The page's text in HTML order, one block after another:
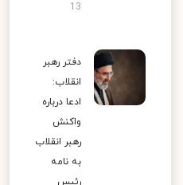
13
دفتر رهبر
انقلاب:
ادعا درباره
واکنش
رهبر انقلاب
به نامه
رئیس